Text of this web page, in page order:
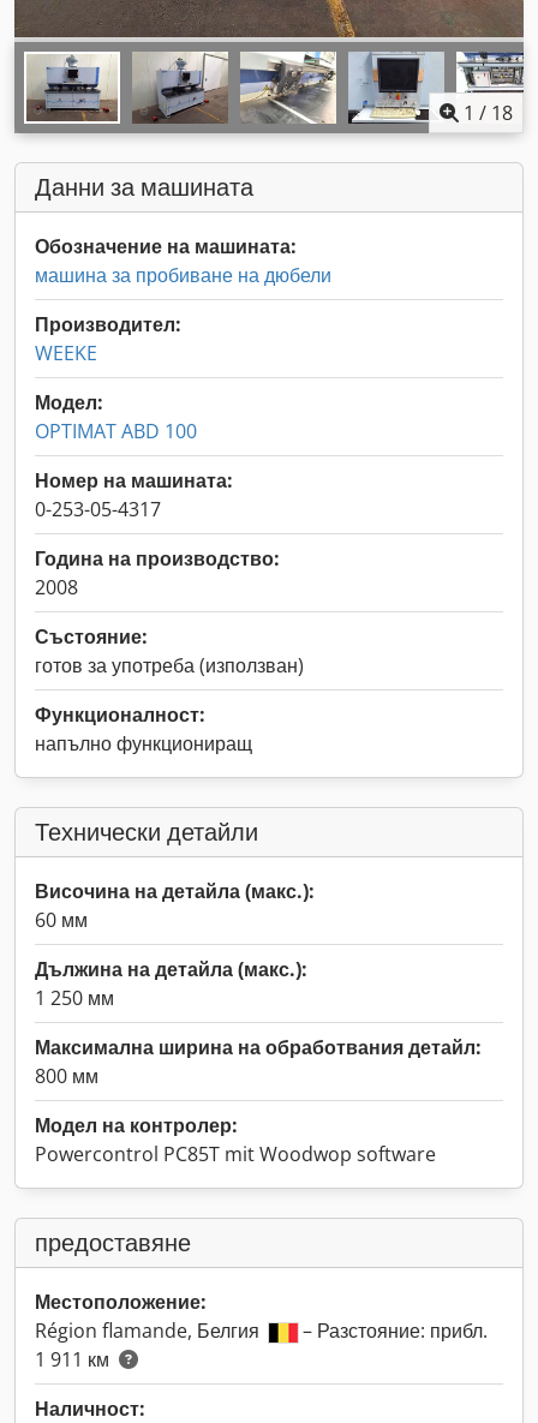
1 / 18
Данни за машината
Обозначение на машината:
машина за пробиване на дюбели
Производител:
WEEKE
Модел:
OPTIMAT ABD 100
Номер на машината:
0-253-05-4317
Година на производство:
2008
Състояние:
готов за употреба (използван)
Функционалност:
напълно функциониращ
Технически детайли
Височина на детайла (макс.):
60 мм
Дължина на детайла (макс.):
1 250 мм
Максимална ширина на обработвания детайл:
800 мм
Модел на контролер:
Powercontrol PC85T mit Woodwop software
предоставяне
Местоположение:
Région flamande, Белгия
– Разстояние: прибл.
1 911 км
Наличност: